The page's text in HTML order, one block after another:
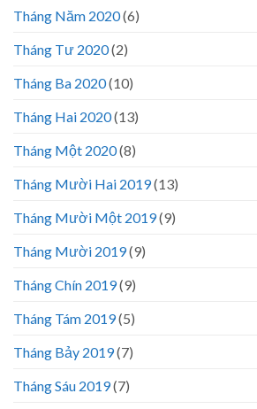
Tháng Năm 2020(6)
Tháng Tư 2020(2)
Tháng Ba 2020(10)
Tháng Hai 2020(13)
Tháng Một 2020(8)
Tháng Mười Hai 2019(13)
Tháng Mười Một 2019(9)
Tháng Mười 2019(9)
Tháng Chín 2019(9)
Tháng Tám 2019(5)
Tháng Bảy 2019(7)
Tháng Sáu 2019(7)